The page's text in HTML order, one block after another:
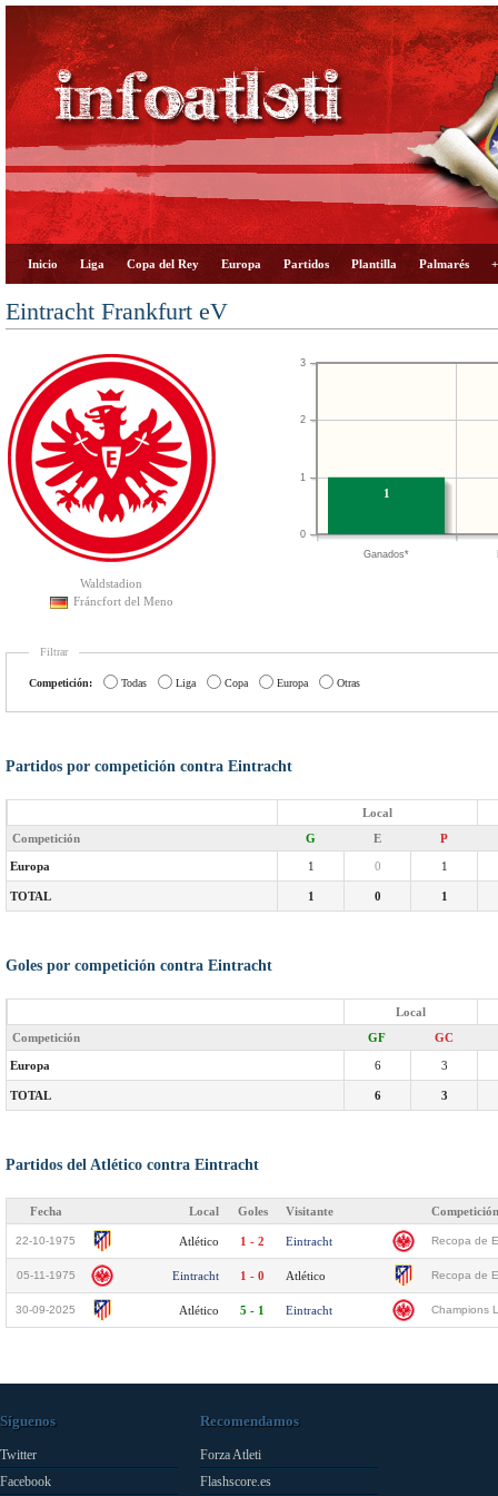
Inicio Liga Copa del Rey Europa Partidos Plantilla Palmarés
Eintracht Frankfurt eV
Waldstadion
Fráncfort del Meno
Ganados*
0
1
2
3
1
Filtrar
Competición: Todas Liga Copa Europa Otras
Partidos por competición contra Eintracht
Local
Competición
G E P
Europa 1 0 1
TOTAL 1 0 1
Goles por competición contra Eintracht
Local
Competición
GF GC
Europa 6 3
TOTAL 6 3
Partidos del Atlético contra Eintracht
Fecha Local Goles Visitante Competición
22-10-1975 Atlético 1 - 2 Eintracht Recopa de
05-11-1975 Eintracht 1 - 0 Atlético Recopa de
30-09-2025 Atlético 5 - 1 Eintracht Champions
Síguenos
Twitter
Facebook
Recomendamos
Forza Atleti
Flashscore.es